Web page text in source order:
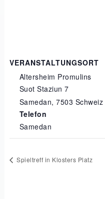
VERANSTALTUNGSORT
Altersheim Promulins
Suot Staziun 7
Samedan, 7503 Schweiz
Telefon
Samedan
Spieltreff in Klosters Platz